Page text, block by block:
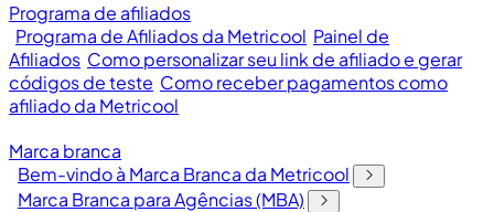
Programa de afiliados
Programa de Afiliados da Metricool Painel de
Afiliados Como personalizar seu link de afiliado e gerar
códigos de teste Como receber pagamentos como
afiliado da Metricool
Marca branca
Bem-vindo à Marca Branca da Metricool
Marca Branca para Agências (MBA)